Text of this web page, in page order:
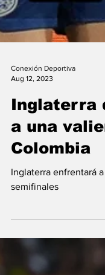
Aug 12, 2023
a una
Colombia
Inglaterra enfrentará